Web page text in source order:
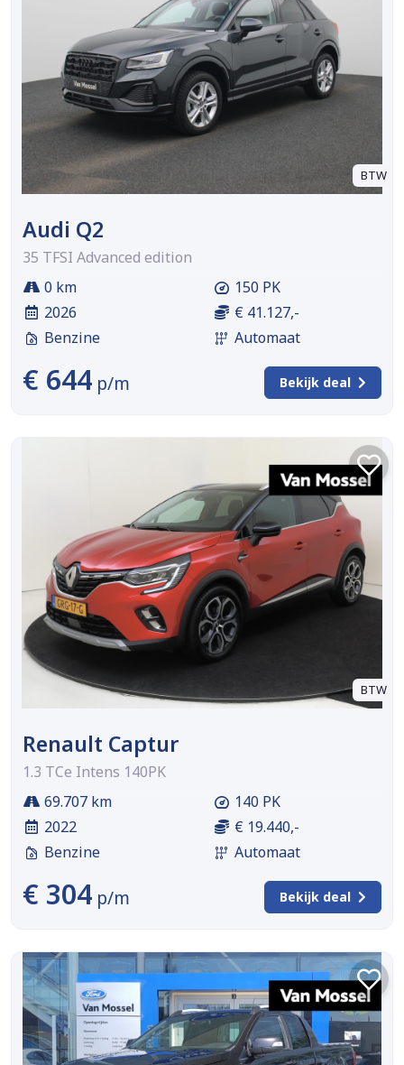
BTW
Audi Q2
35 TFSI Advanced edition
0 km
2026
Benzine
150 PK
€ 41.127,-
Automaat
€ 644 p/m Bekijk deal
BTW
Renault Captur
1.3 TCe Intens 140PK
69.707 km
2022
Benzine
140 PK
€ 19.440,-
Automaat
€ 304 p/m Bekijk deal